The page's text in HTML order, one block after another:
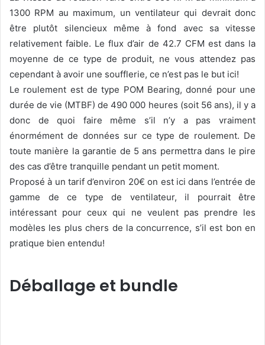
1300 RPM au maximum, un ventilateur qui devrait donc
être plutôt silencieux même à fond avec sa vitesse
relativement faible. Le flux d’air de 42.7 CFM est dans la
moyenne de ce type de produit, ne vous attendez pas
cependant à avoir une soufflerie, ce n’est pas le but ici!
Le roulement est de type POM Bearing, donné pour une
durée de vie (MTBF) de 490 000 heures (soit 56 ans), il y a
donc de quoi faire même s’il n’y a pas vraiment
énormément de données sur ce type de roulement. De
toute manière la garantie de 5 ans permettra dans le pire
des cas d’être tranquille pendant un petit moment.
Proposé à un tarif d’environ 20€ on est ici dans l’entrée de
gamme de ce type de ventilateur, il pourrait être
intéressant pour ceux qui ne veulent pas prendre les
modèles les plus chers de la concurrence, s’il est bon en
pratique bien entendu!
Déballage et bundle